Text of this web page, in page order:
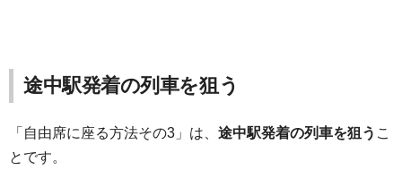
途中駅発着の列車を狙う
「自由席に座る方法その3」は、 途中駅発着の列車を狙う こ
とです。